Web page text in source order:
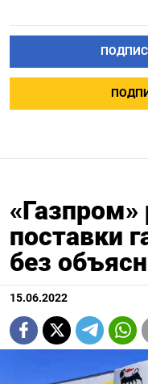
«Газпром»
поставки
без
15.06.2022